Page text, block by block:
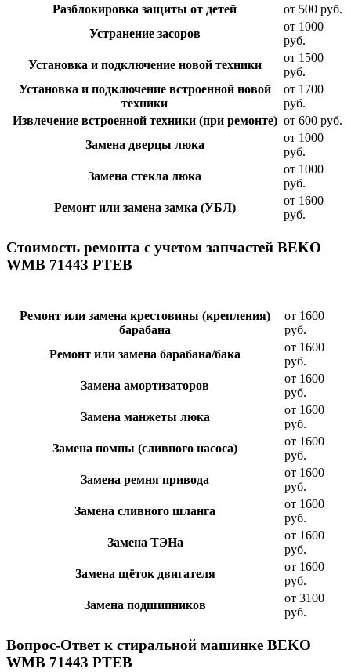
Разблокировка защиты от детей
от 500 руб.
Устранение засоров
от 1000
руб.
Установка и подключение новой техники
от 1500
руб.
Установка и подключение встроенной новой
техники
от 1700
руб.
Извлечение встроенной техники (при ремонте) от 600 руб.
Замена дверцы люка
от 1000
руб.
Замена стекла люка
от 1000
руб.
Ремонт или замена замка (УБЛ)
от 1600
руб.
Стоимость ремонта с учетом запчастей BEKO
WMB 71443 PTEB
Ремонт или замена крестовины (крепления)
барабана
от 1600
руб.
Ремонт или замена барабана/бака
от 1600
руб.
Замена амортизаторов
от 1600
руб.
Замена манжеты люка
от 1600
руб.
Замена помпы (сливного насоса)
от 1600
руб.
Замена ремня привода
от 1600
руб.
Замена сливного шланга
от 1600
руб.
Замена ТЭНа
от 1600
руб.
Замена щёток двигателя
от 1600
руб.
Замена подшипников
от 3100
руб.
Вопрос-Ответ к стиральной машинке BEKO
WMB 71443 PTEB